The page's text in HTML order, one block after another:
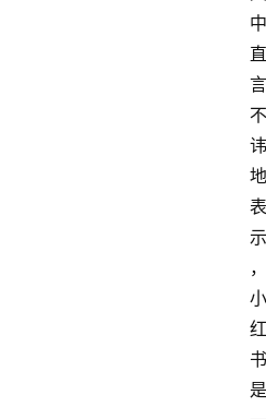
中
直
言
不
讳
地
表
示
，
小
红
书
是